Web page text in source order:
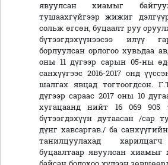
явуулсан хиамыг
тушаахгүйгээр жижиг
сольж өгсөн, буцаалт руу
бүтээгдэхүүнээсээ илүү
борлуулсан орлогоо хувьдаа
оны 11 дүгээр сарын 05-ны
санхүүгээс 2016-2017 онд
шалгах явцад тогтоогдсон.
дүгээр сараас 2017 оны 10
хугацаанд нийт 16 069 905
бүтээгдэхүүн дутаасан /сар
дүнг хавсаргав./ ба
танилцуулахад харилцагч
буцаалтаар явуулсан хиамыг